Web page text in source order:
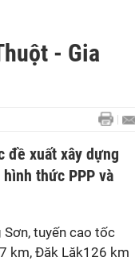
- Gia
đề xuất xây dựng
thức PPP và
tuyến cao tốc
km, Đăk Lăk126 km